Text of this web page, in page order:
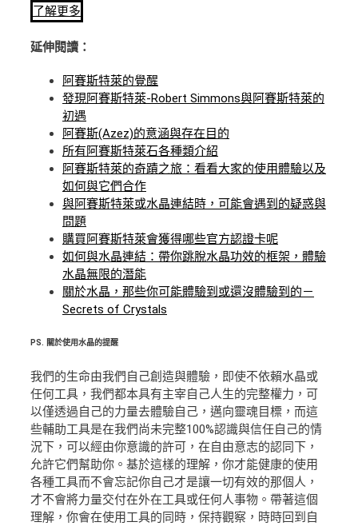
了解更多
延伸閱讀：
阿賽斯特萊的覺醒
發現阿賽斯特萊-Robert Simmons與阿賽斯特萊的
初遇
阿賽斯(Azez)的意涵與存在目的
所有阿賽斯特萊石各種類介紹
阿賽斯特萊的奇蹟之旅：看看大家的使用體驗以及
如何與它們合作
與阿賽斯特萊或水晶連結時，可能會遇到的疑惑與
問題
購買阿賽斯特萊會獲得哪些官方認證卡呢
如何與水晶連結：帶你跳脫水晶功效的框架，體驗
水晶無限的潛能
關於水晶，那些你可能體驗到或還沒體驗到的－
Secrets of Crystals
PS. 關於使用水晶的提醒
我們的生命由我們自己創造與體驗，即使不依賴水晶或
任何工具，我們都本具有主宰自己人生的完整權力，可
以僅透過自己的力量去體驗自己，邁向靈魂目標，而這
些輔助工具是在我們尚未完整100%認識與信任自己的情
況下，可以經由你意識的許可，在自由意志的認同下，
允許它們幫助你。基於這樣的理解，你才能健康的使用
各種工具而不會忘記你自己才是讓一切有效的那個人，
才不會將力量交付在外在工具或任何人事物。帶著這個
理解，你會在使用工具的同時，保持觀察，時時回到自